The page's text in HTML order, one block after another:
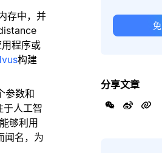
存中，并
程序或
构建
参数和
于人工智
够利用
闻名，为
分享文章